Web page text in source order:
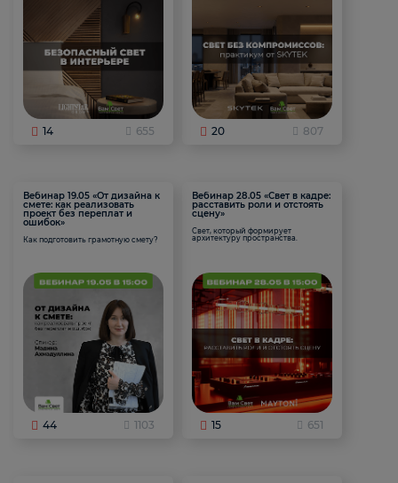
14 655 20 807
Вебинар 19.05 «От дизайна к
смете: как реализовать
проект без переплат и
ошибок»
Как подготовить грамотную смету?
44 1103
Вебинар 28.05 «Свет в кадре:
расставить роли и отстоять
сцену»
Свет, который формирует
архитектуру пространства.
15 651